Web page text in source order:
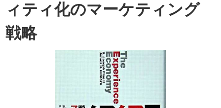
ィティ化のマーケティング
戦略